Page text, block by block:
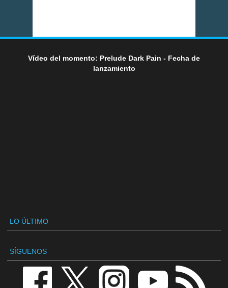
Vídeo del momento: Prelude Dark Pain - Fecha de
lanzamiento
LO ÚLTIMO
SÍGUENOS